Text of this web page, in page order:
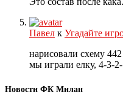
Павел к Угадайте
нарисовали схему
мы играли елку, 4-3-
Новости ФК Милан